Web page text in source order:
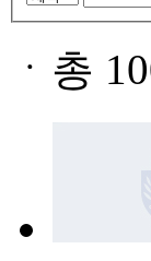
ㆍ 총